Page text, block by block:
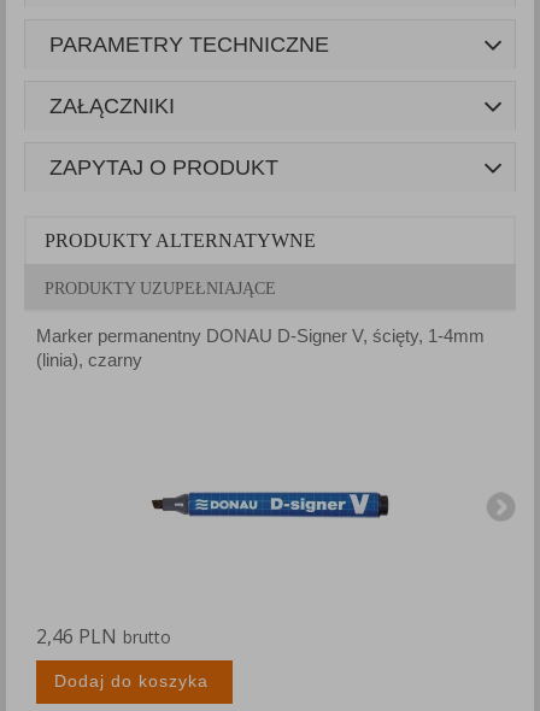
PARAMETRY TECHNICZNE
ZAŁĄCZNIKI
ZAPYTAJ O PRODUKT
PRODUKTY ALTERNATYWNE
PRODUKTY UZUPEŁNIAJĄCE
Marker permanentny DONAU D-Signer V, ścięty, 1-4mm
(linia), czarny
2,46 PLN brutto
Dodaj do koszyka